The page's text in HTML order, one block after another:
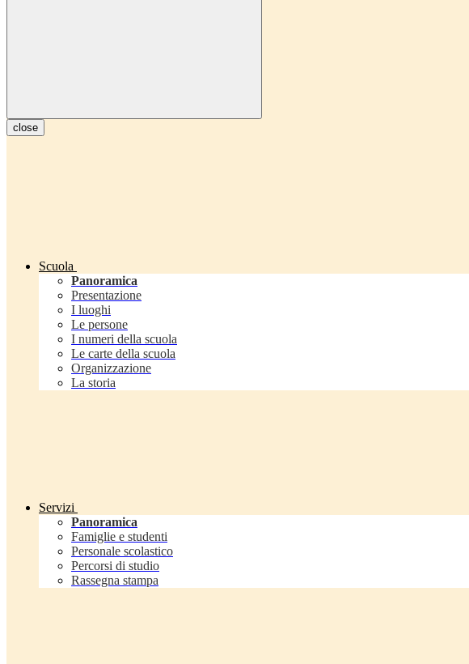
close
Scuola
Panoramica
Presentazione
I luoghi
Le persone
I numeri della scuola
Le carte della scuola
Organizzazione
La storia
Servizi
Panoramica
Famiglie e studenti
Personale scolastico
Percorsi di studio
Rassegna stampa